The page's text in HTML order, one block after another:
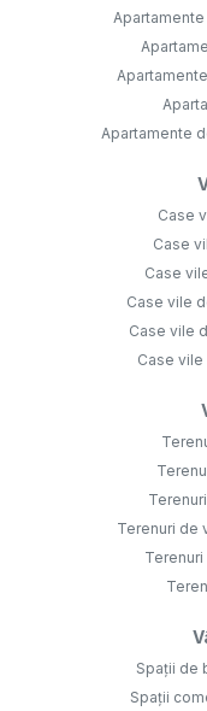
Apartamente
Case
Case
Case
Case vile
Case vile
Case
Terenuri de
Spații de
Spații